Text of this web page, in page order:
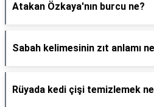
Atakan Özkaya'nın burcu ne?
Sabah kelimesinin zıt anlamı
Rüyada kedi çişi temizlemek